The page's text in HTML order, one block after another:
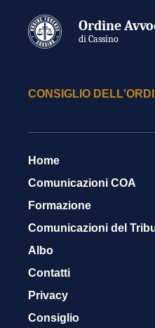
Ordine
di Cassino
CONSIGLIO
Home
Comunicazioni COA
Formazione
Comunicazioni del
Albo
Contatti
Privacy
Consiglio